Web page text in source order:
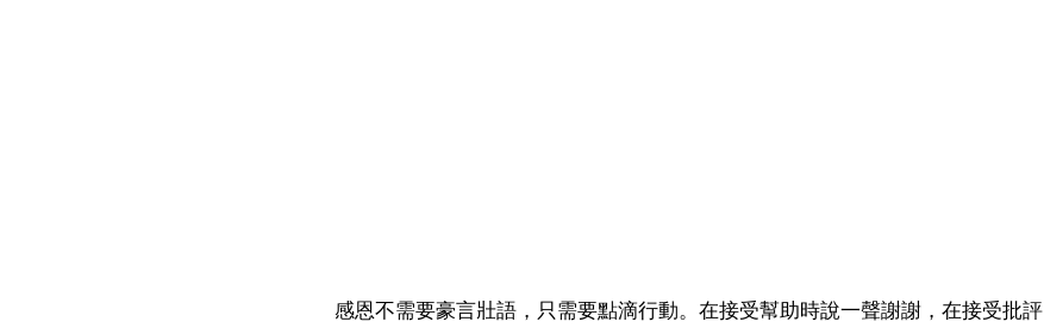
感恩不需要豪言壯語，只需要點滴行動。在接受幫助時說一聲謝謝，在接受批評